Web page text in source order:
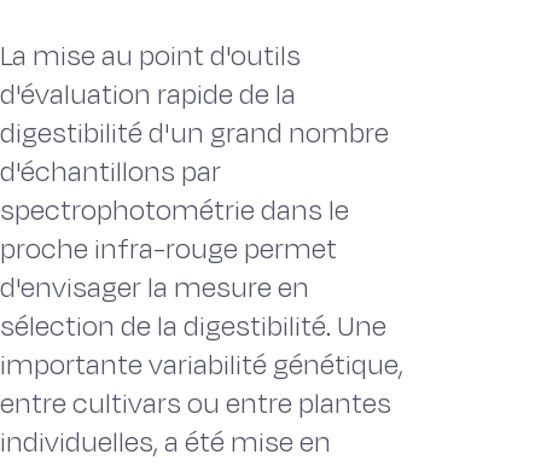
La mise au point d'outils
d'évaluation rapide de la
digestibilité d'un grand nombre
d'échantillons par
spectrophotométrie dans le
proche infra-rouge permet
d'envisager la mesure en
sélection de la digestibilité. Une
importante variabilité génétique,
entre cultivars ou entre plantes
individuelles, a été mise en